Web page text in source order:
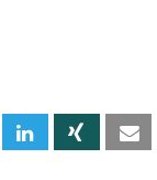
Twitter Linkedin Xing